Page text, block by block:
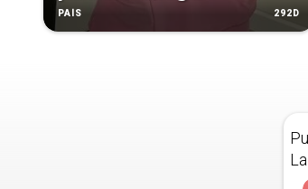
PAÍS 292D